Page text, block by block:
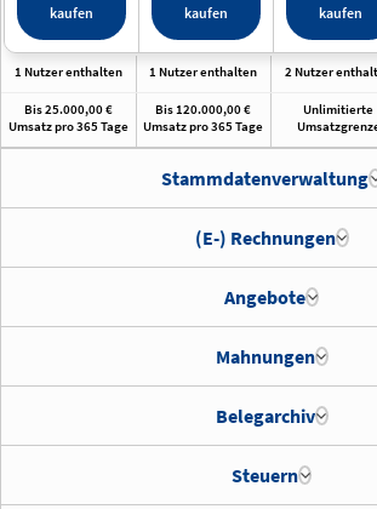
kaufen
kaufen
kaufen
1 Nutzer enthalten 1 Nutzer enthalten 2 Nutzer
Bis 25.000,00 €
Umsatz pro 365 Tage
Bis 120.000,00 €
Umsatz pro 365 Tage
Unlimitierte
Stammdatenverwaltung
Kunden
Artikel
Lieferanten
(E-) Rechnungen
Standardrechnungen
E-Rechnungen
Pflicht seit dem 01.01.2025. Unterstützte Formate:
Individuelles Rechnungsdesign
Angebote
Standardangebote
Alternativpositionen
Mahnungen
Zahlungserinnerungen
Individuelles Mahnungsdesign
Belegarchiv
Ausgangsrechnungen archivieren
Steuern